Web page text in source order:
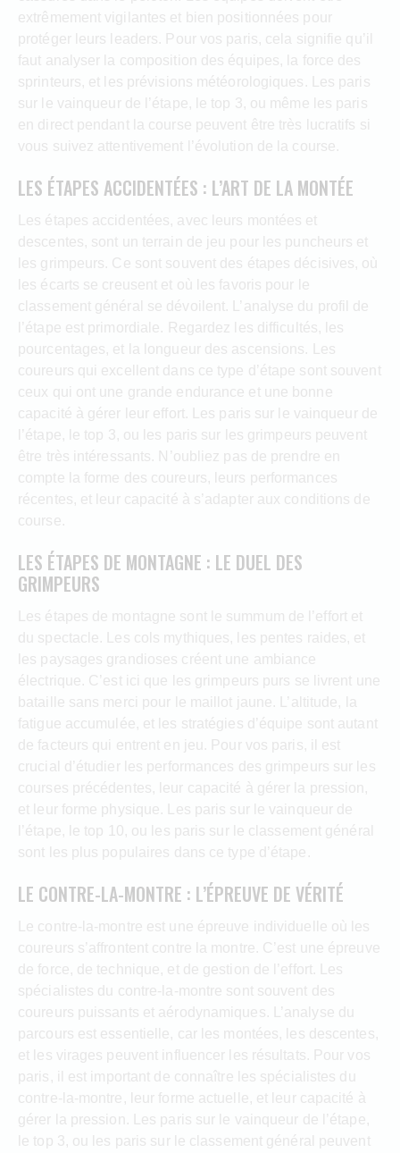
extrêmement vigilantes et bien positionnées pour
protéger leurs leaders. Pour vos paris, cela signifie qu’il
faut analyser la composition des équipes, la force des
sprinteurs, et les prévisions météorologiques. Les paris
sur le vainqueur de l’étape, le top 3, ou même les paris
en direct pendant la course peuvent être très lucratifs si
vous suivez attentivement l’évolution de la course.
LES ÉTAPES ACCIDENTÉES : L’ART DE LA MONTÉE
Les étapes accidentées, avec leurs montées et
descentes, sont un terrain de jeu pour les puncheurs et
les grimpeurs. Ce sont souvent des étapes décisives, où
les écarts se creusent et où les favoris pour le
classement général se dévoilent. L’analyse du profil de
l’étape est primordiale. Regardez les difficultés, les
pourcentages, et la longueur des ascensions. Les
coureurs qui excellent dans ce type d’étape sont souvent
ceux qui ont une grande endurance et une bonne
capacité à gérer leur effort. Les paris sur le vainqueur de
l’étape, le top 3, ou les paris sur les grimpeurs peuvent
être très intéressants. N’oubliez pas de prendre en
compte la forme des coureurs, leurs performances
récentes, et leur capacité à s’adapter aux conditions de
course.
LES ÉTAPES DE MONTAGNE : LE DUEL DES
GRIMPEURS
Les étapes de montagne sont le summum de l’effort et
du spectacle. Les cols mythiques, les pentes raides, et
les paysages grandioses créent une ambiance
électrique. C’est ici que les grimpeurs purs se livrent une
bataille sans merci pour le maillot jaune. L’altitude, la
fatigue accumulée, et les stratégies d’équipe sont autant
de facteurs qui entrent en jeu. Pour vos paris, il est
crucial d’étudier les performances des grimpeurs sur les
courses précédentes, leur capacité à gérer la pression,
et leur forme physique. Les paris sur le vainqueur de
l’étape, le top 10, ou les paris sur le classement général
sont les plus populaires dans ce type d’étape.
LE CONTRE-LA-MONTRE : L’ÉPREUVE DE VÉRITÉ
Le contre-la-montre est une épreuve individuelle où les
coureurs s’affrontent contre la montre. C’est une épreuve
de force, de technique, et de gestion de l’effort. Les
spécialistes du contre-la-montre sont souvent des
coureurs puissants et aérodynamiques. L’analyse du
parcours est essentielle, car les montées, les descentes,
et les virages peuvent influencer les résultats. Pour vos
paris, il est important de connaître les spécialistes du
contre-la-montre, leur forme actuelle, et leur capacité à
gérer la pression. Les paris sur le vainqueur de l’étape,
le top 3, ou les paris sur le classement général peuvent